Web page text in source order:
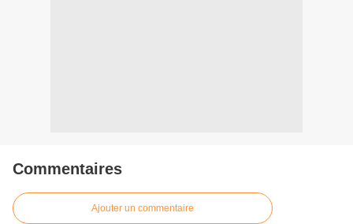
Commentaires
Ajouter un commentaire